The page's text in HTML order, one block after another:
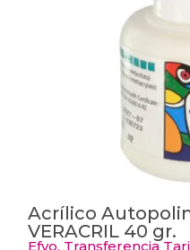
Acrílico
VERACRIL 40 gr.
Efvo. Transferencia